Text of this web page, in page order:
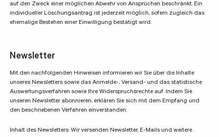
auf den Zweck einer möglichen Abwehr von Ansprüchen beschränkt. Ein
individueller Löschungsantrag ist jederzeit möglich, sofern zugleich das
ehemalige Bestehen einer Einwilligung bestätigt wird.
Newsletter
Mit den nachfolgenden Hinweisen informieren wir Sie über die Inhalte
unseres Newsletters sowie das Anmelde-, Versand- und das statistische
Auswertungsverfahren sowie Ihre Widerspruchsrechte auf. Indem Sie
unseren Newsletter abonnieren, erklären Sie sich mit dem Empfang und
den beschriebenen Verfahren einverstanden.
Inhalt des Newsletters: Wir versenden Newsletter, E-Mails und weitere